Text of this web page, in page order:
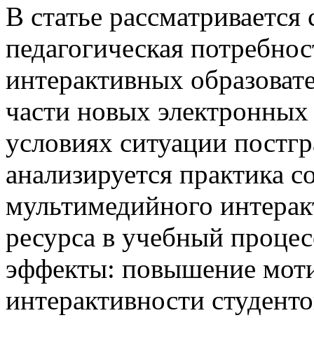
В статье
педагогическая
интерактивных
части новых
условиях ситуации
анализируется практика
мультимедийного
ресурса в учебный
эффекты: повышение
интерактивности